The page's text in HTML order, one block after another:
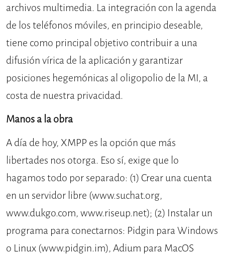
archivos multimedia. La integración con la agenda
de los teléfonos móviles, en principio deseable,
tiene como principal objetivo contribuir a una
difusión vírica de la aplicación y garantizar
posiciones hegemónicas al oligopolio de la MI, a
costa de nuestra privacidad.
Manos a la obra
A día de hoy, XMPP es la opción que más
libertades nos otorga. Eso sí, exige que lo
hagamos todo por separado: (1) Crear una cuenta
en un servidor libre (www.suchat.org,
www.dukgo.com,www.riseup.net); (2) Instalar un
programa para conectarnos: Pidgin para Windows
o Linux (www.pidgin.im), Adium para MacOS